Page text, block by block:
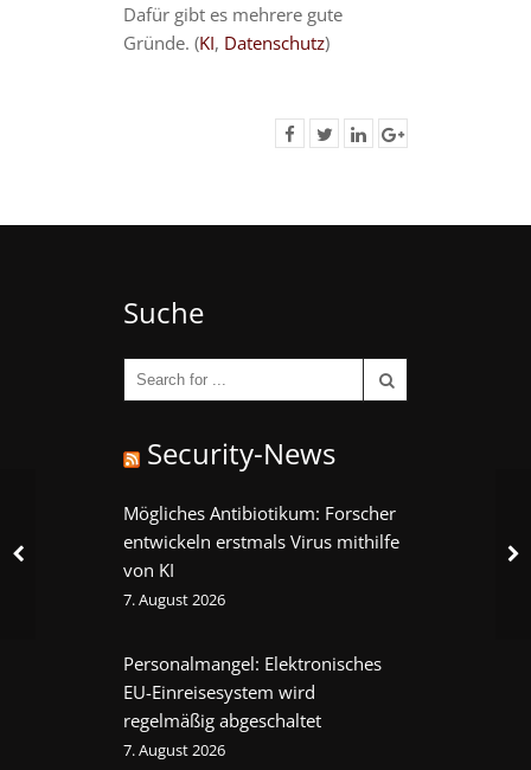
Dafür gibt es mehrere gute
Gründe. (KI, Datenschutz)
Suche
Security-News
Mögliches Antibiotikum: Forscher
entwickeln erstmals Virus mithilfe
von KI
7. August 2026
Personalmangel: Elektronisches
EU-Einreisesystem wird
regelmäßig abgeschaltet
7. August 2026